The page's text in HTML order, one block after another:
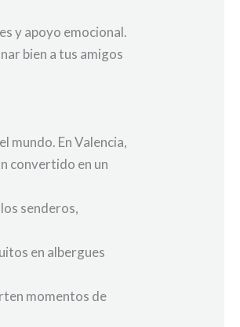
y apoyo emocional.
bien a tus amigos
mundo. En Valencia,
convertido en un
senderos,
en albergues
momentos de